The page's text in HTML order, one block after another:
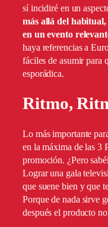
sí incidiré en un
más allá del
en un evento
haya referencias a
fáciles de asumir para
esporádica.
Ritmo,
Lo más importante
en la máxima de las 3
promoción. ¿Pero
Lograr una gala
que suene bien y que
Porque de nada sirve
después el producto